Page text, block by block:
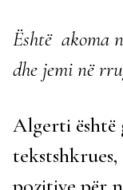
Është akoma
dhe jemi në
Algerti është